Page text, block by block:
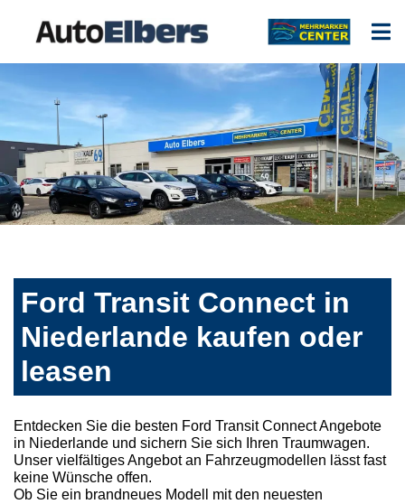
Ford Transit Connect in
Niederlande kaufen oder
leasen
Entdecken Sie die besten Ford Transit Connect Angebote
in Niederlande und sichern Sie sich Ihren Traumwagen.
Unser vielfältiges Angebot an Fahrzeugmodellen lässt fast
keine Wünsche offen.
Ob Sie ein brandneues Modell mit den neuesten